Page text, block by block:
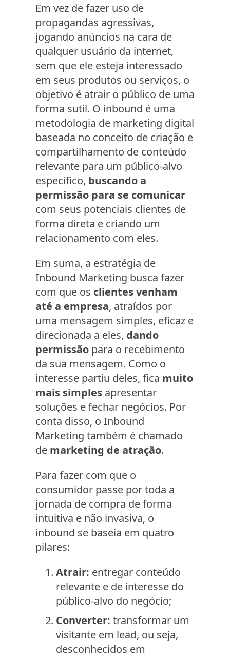
Em vez de fazer uso de
propagandas agressivas,
jogando anúncios na cara de
qualquer usuário da internet,
sem que ele esteja interessado
em seus produtos ou serviços, o
objetivo é atrair o público de uma
forma sutil. O inbound é uma
metodologia de marketing digital
baseada no conceito de criação e
compartilhamento de conteúdo
relevante para um público-alvo
específico, buscando a
permissão para se comunicar
com seus potenciais clientes de
forma direta e criando um
relacionamento com eles.
Em suma, a estratégia de
Inbound Marketing busca fazer
com que os clientes venham
até a empresa, atraídos por
uma mensagem simples, eficaz e
direcionada a eles, dando
permissão para o recebimento
da sua mensagem. Como o
interesse partiu deles, fica muito
mais simples apresentar
soluções e fechar negócios. Por
conta disso, o Inbound
Marketing também é chamado
de marketing de atração.
Para fazer com que o
consumidor passe por toda a
jornada de compra de forma
intuitiva e não invasiva, o
inbound se baseia em quatro
pilares:
Atrair: entregar conteúdo
relevante e de interesse do
público-alvo do negócio;
Converter: transformar um
visitante em lead, ou seja,
desconhecidos em